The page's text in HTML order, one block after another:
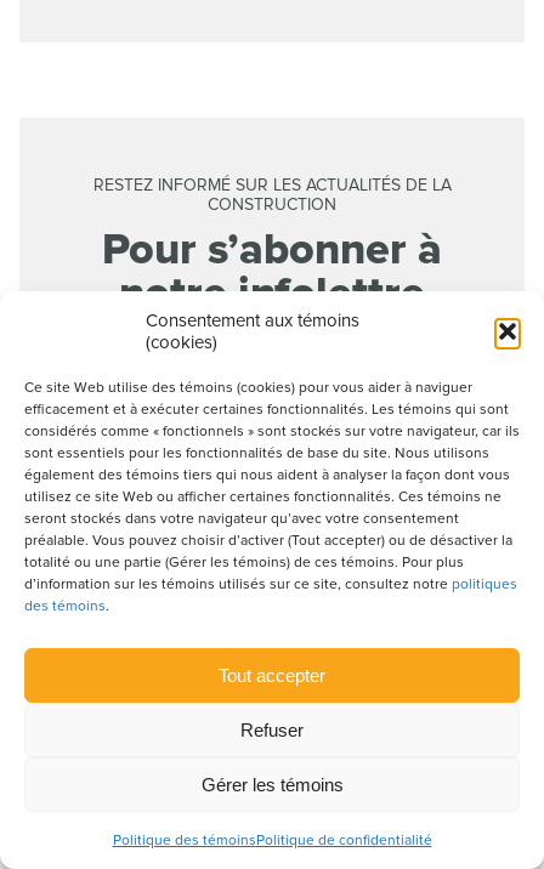
Consentement aux témoins
(cookies)
Ce site Web utilise des témoins (cookies) pour vous aider à naviguer
efficacement et à exécuter certaines fonctionnalités. Les témoins qui sont
considérés comme « fonctionnels » sont stockés sur votre navigateur, car ils
sont essentiels pour les fonctionnalités de base du site. Nous utilisons
également des témoins tiers qui nous aident à analyser la façon dont vous
utilisez ce site Web ou afficher certaines fonctionnalités. Ces témoins ne
seront stockés dans votre navigateur qu’avec votre consentement
préalable. Vous pouvez choisir d’activer (Tout accepter) ou de désactiver la
totalité ou une partie (Gérer les témoins) de ces témoins. Pour plus
d’information sur les témoins utilisés sur ce site, consultez notre politiques
des témoins.
Tout accepter
Refuser
Gérer les témoins
Politique des témoinsPolitique de confidentialité
RESTEZ INFORMÉ SUR LES ACTUALITÉS DE LA
CONSTRUCTION
Pour s’abonner à
notre infolettre
Articles à découvrir